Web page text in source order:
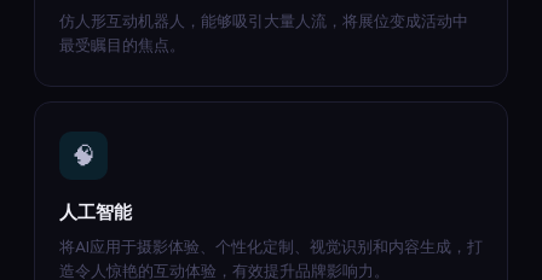
仿人形互动机器人，能够吸引大量人流，将展位变成活动中
最受瞩目的焦点。
🧠
人工智能
将AI应用于摄影体验、个性化定制、视觉识别和内容生成，打
造令人惊艳的互动体验，有效提升品牌影响力。